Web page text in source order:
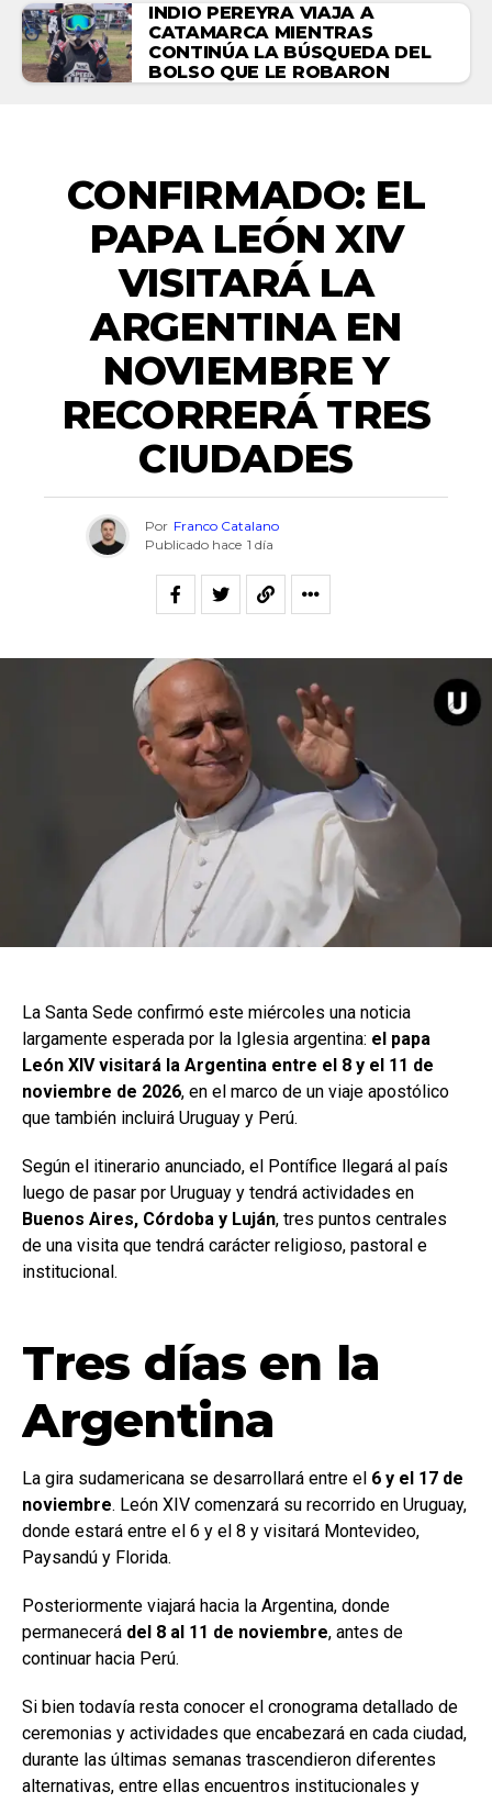
INDIO PEREYRA VIAJA A
CATAMARCA MIENTRAS
CONTINÚA LA BÚSQUEDA DEL
BOLSO QUE LE ROBARON
CONFIRMADO: EL
PAPA LEÓN XIV
VISITARÁ LA
ARGENTINA EN
NOVIEMBRE Y
RECORRERÁ TRES
CIUDADES
Por Franco Catalano
Publicado hace 1 día
La Santa Sede confirmó este miércoles una noticia
largamente esperada por la Iglesia argentina: el papa
León XIV visitará la Argentina entre el 8 y el 11 de
noviembre de 2026, en el marco de un viaje apostólico
que también incluirá Uruguay y Perú.
Según el itinerario anunciado, el Pontífice llegará al país
luego de pasar por Uruguay y tendrá actividades en
Buenos Aires, Córdoba y Luján, tres puntos centrales
de una visita que tendrá carácter religioso, pastoral e
institucional.
Tres días en la
Argentina
La gira sudamericana se desarrollará entre el 6 y el 17 de
noviembre. León XIV comenzará su recorrido en Uruguay,
donde estará entre el 6 y el 8 y visitará Montevideo,
Paysandú y Florida.
Posteriormente viajará hacia la Argentina, donde
permanecerá del 8 al 11 de noviembre, antes de
continuar hacia Perú.
Si bien todavía resta conocer el cronograma detallado de
ceremonias y actividades que encabezará en cada ciudad,
durante las últimas semanas trascendieron diferentes
alternativas, entre ellas encuentros institucionales y